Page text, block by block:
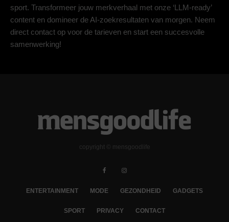
sport. Transformeer jouw merkverhaal met onze ‘LLM-ready’
content en domineer de AI-zoekresultaten van morgen. Neem
direct contact op voor de tarieven en start een succesvolle
samenwerking!
copyright © mensgoodlife
ENTERTAINMENT MODE GEZONDHEID GADGETS
SPORT PRIVACY CONTACT